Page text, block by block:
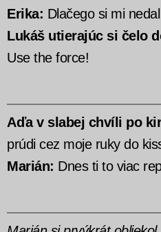
Erika: Dlačego si mi
Lukáš utierajúc si čelo
Use the force!
Aďa v slabej chvíli po
prúdi cez moje ruky do
Marián: Dnes ti to viac